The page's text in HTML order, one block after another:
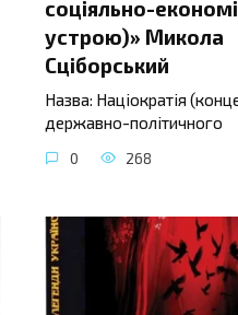
соціяльно-
устрою)» Микола
Сціборський
Назва: Націократія
державно-політичного
0 268